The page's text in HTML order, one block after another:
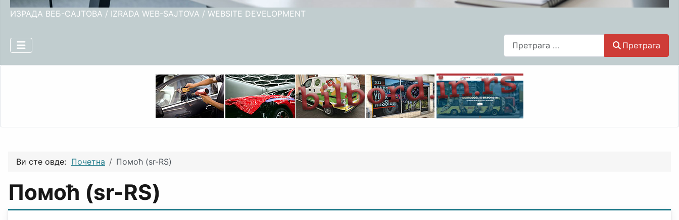
ИЗРАДА ВЕБ-САЈТОВА / IZRADA WEB-SAJTOVA / WEBSITE DEVELOPMENT
Претрага
Ви сте овде: Почетна Помоћ (sr-RS)
Помоћ (sr-RS)